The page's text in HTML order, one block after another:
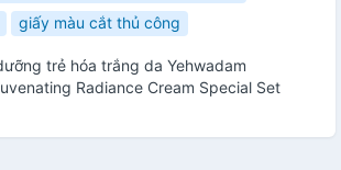
giấy màu cắt thủ công
trẻ hóa trắng da Yehwadam
Radiance Cream Special Set